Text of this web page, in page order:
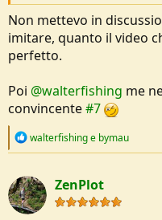
Non mettevo in
imitare, quanto il video
perfetto.
Poi @walterfishing me
convincente#7
R
c
t
i
o
walterfishinge bymau
ZenPlot